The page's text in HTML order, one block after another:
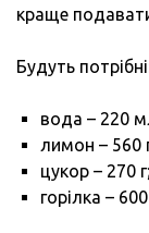
краще
Будуть
вода – 220
лимон – 560
цукор – 270 г;
горілка –